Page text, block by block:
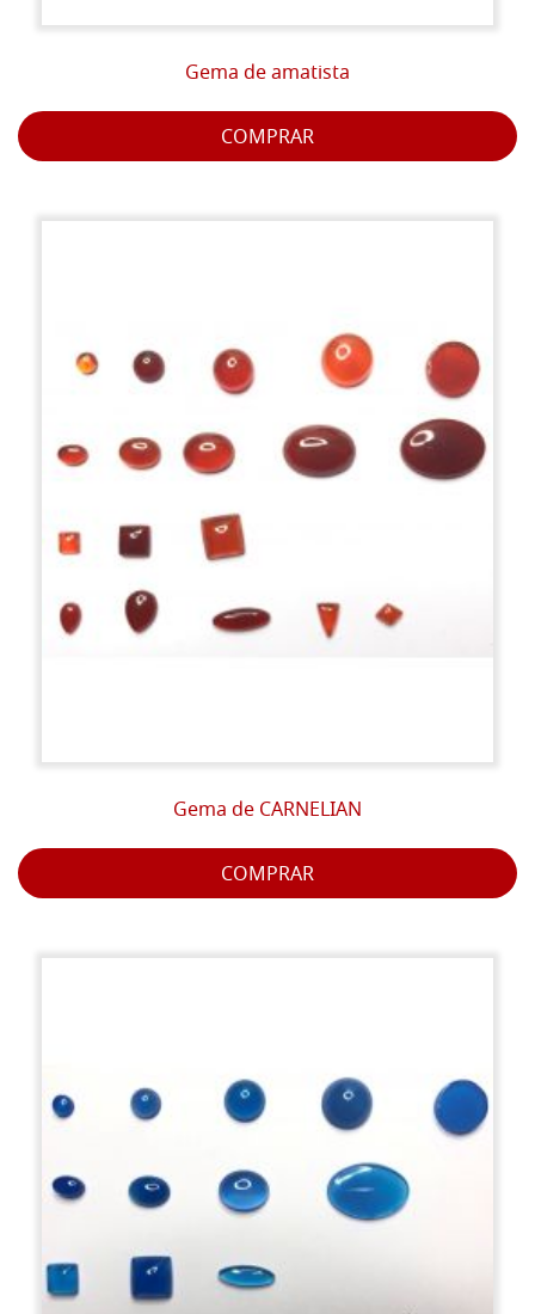
Gema de amatista
COMPRAR
Gema de CARNELIAN
COMPRAR